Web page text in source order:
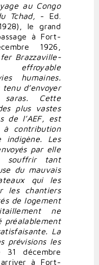
au Congo
Tchad, - Ed.
le grand
à Fort-
1926,
Brazzaville-
humaines.
d’envoyer
Cette
plus vastes
de l’AEF, est
à contribution
indigène. Les
par elle
souffrir tant
du mauvais
qui les
les chantiers
de logement
ne
préalablement
La
prévisions les
décembre
à Fort-